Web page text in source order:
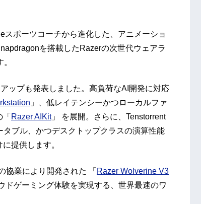
ポーツコーチから進化した、アニメーショ
を搭載したRazerの次世代ウェアラ
ップも発表しました。高負荷なAI開発に対応
」、低レイテンシーかつローカルファ
Razer AIKit」 を展開。さらに、Tenstorrent
ブル、かつデスクトップクラスの演算性能
提供します。
協業により開発された 「 Razer Wolverine V3
ドゲーミング体験を実現する、世界最速のワ